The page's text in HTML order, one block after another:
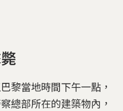
黎當地時間下午一點，
總部所在的建築物內，